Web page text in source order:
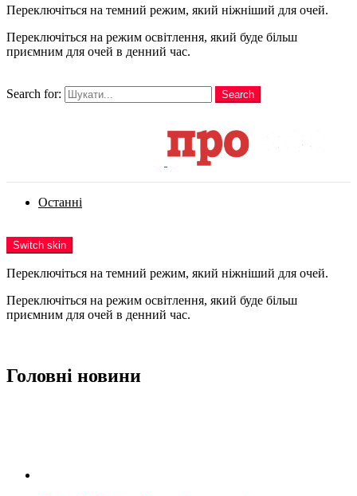
Переключіться на темний режим, який ніжніший для очей.
Переключіться на режим освітлення, який буде більш
приємним для очей в денний час.
Search for:
Search
Останні
Switch skin
Переключіться на темний режим, який ніжніший для очей.
Переключіться на режим освітлення, який буде більш
приємним для очей в денний час.
Головні новини